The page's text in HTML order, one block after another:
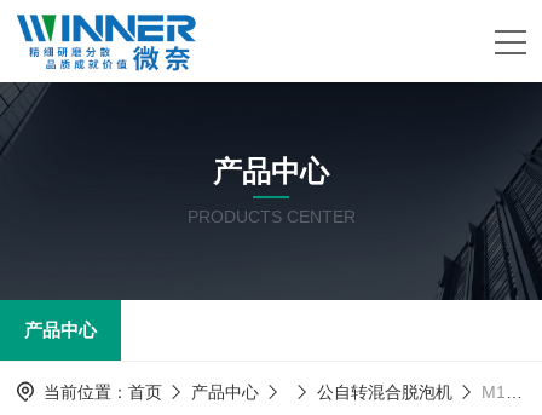
产品中心
PRODUCTS CENTER
产品中心
当前位置： 首页 产品中心 公自转混合脱泡机 M1200V混合脱泡机